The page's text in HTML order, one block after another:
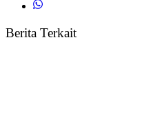
Berita Terkait